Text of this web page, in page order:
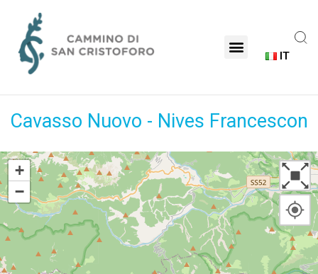
IT
Cavasso Nuovo - Nives Francescon
+
−